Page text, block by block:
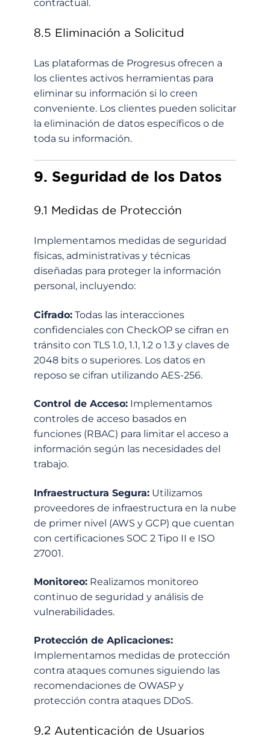
contractual.
8.5 Eliminación a Solicitud
Las plataformas de Progresus ofrecen a
los clientes activos herramientas para
eliminar su información si lo creen
conveniente. Los clientes pueden solicitar
la eliminación de datos específicos o de
toda su información.
9. Seguridad de los Datos
9.1 Medidas de Protección
Implementamos medidas de seguridad
físicas, administrativas y técnicas
diseñadas para proteger la información
personal, incluyendo:
Cifrado: Todas las interacciones
confidenciales con CheckOP se cifran en
tránsito con TLS 1.0, 1.1, 1.2 o 1.3 y claves de
2048 bits o superiores. Los datos en
reposo se cifran utilizando AES-256.
Control de Acceso: Implementamos
controles de acceso basados en
funciones (RBAC) para limitar el acceso a
información según las necesidades del
trabajo.
Infraestructura Segura: Utilizamos
proveedores de infraestructura en la nube
de primer nivel (AWS y GCP) que cuentan
con certificaciones SOC 2 Tipo II e ISO
27001.
Monitoreo: Realizamos monitoreo
continuo de seguridad y análisis de
vulnerabilidades.
Protección de Aplicaciones:
Implementamos medidas de protección
contra ataques comunes siguiendo las
recomendaciones de OWASP y
protección contra ataques DDoS.
9.2 Autenticación de Usuarios